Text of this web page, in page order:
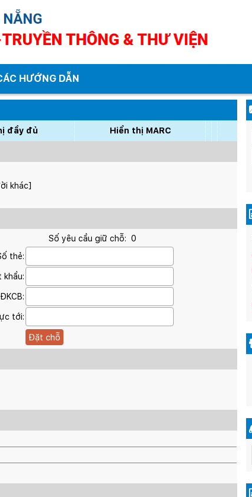
HƯỚNG DẪN
đầy đủ Hiển thị MARC
khác]
Số yêu cầu giữ chỗ: 0
thẻ:
khẩu:
tới: